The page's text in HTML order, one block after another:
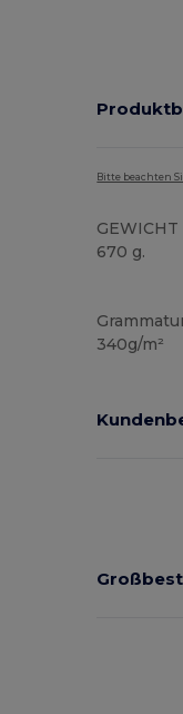
Bitte beachten
GEWICHT
670 g.
340g/m²